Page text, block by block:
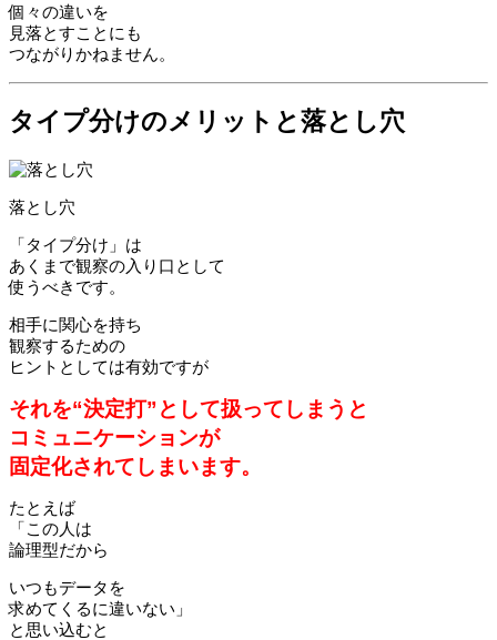
個々の違いを
見落とすことにも
つながりかねません。
タイプ分けのメリットと落とし穴
落とし穴
「タイプ分け」は
あくまで観察の入り口として
使うべきです。
相手に関心を持ち
観察するための
ヒントとしては有効ですが
それを“決定打”として扱ってしまうと
コミュニケーションが
固定化されてしまいます。
たとえば
「この人は
論理型だから
いつもデータを
求めてくるに違いない」
と思い込むと